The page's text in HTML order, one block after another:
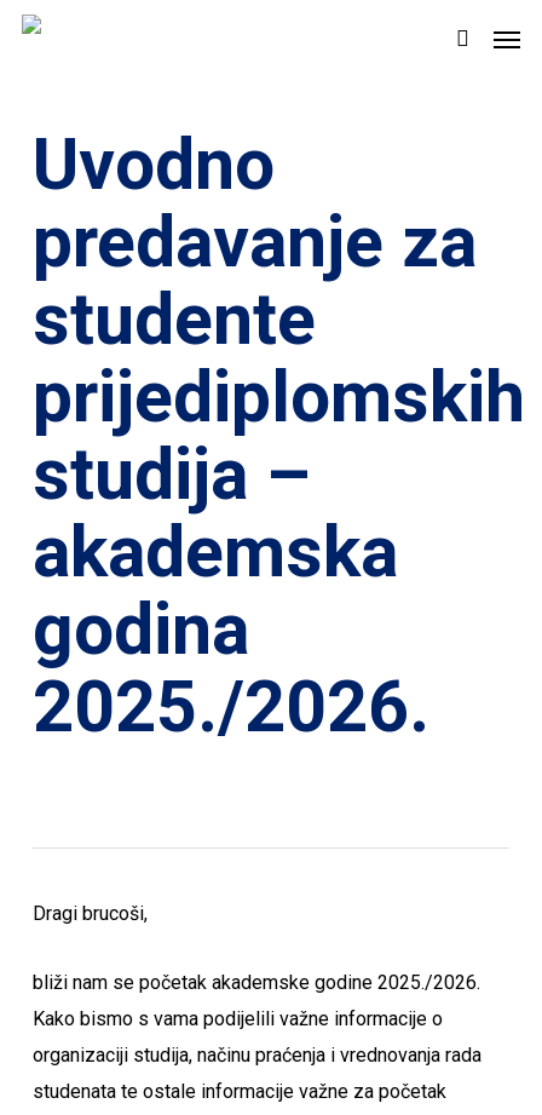
Skip
search
Uvodno
predavanje za
studente
prijediplomskih
studija –
akademska
godina
2025./2026.
Dragi brucoši,
bliži nam se početak akademske godine 2025./2026.
Kako bismo s vama podijelili važne informacije o
organizaciji studija, načinu praćenja i vrednovanja rada
studenata te ostale informacije važne za početak